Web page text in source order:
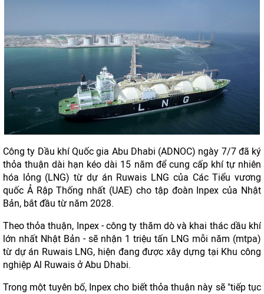
Công ty Dầu khí Quốc gia Abu Dhabi (ADNOC) ngày 7/7 đã ký
thỏa thuận dài hạn kéo dài 15 năm để cung cấp khí tự nhiên
hóa lỏng (LNG) từ dự án Ruwais LNG của Các Tiểu vương
quốc Ả Rập Thống nhất (UAE) cho tập đoàn Inpex của Nhật
Bản, bắt đầu từ năm 2028.
Theo thỏa thuận, Inpex - công ty thăm dò và khai thác dầu khí
lớn nhất Nhật Bản - sẽ nhận 1 triệu tấn LNG mỗi năm (mtpa)
từ dự án Ruwais LNG, hiện đang được xây dựng tại Khu công
nghiệp Al Ruwais ở Abu Dhabi.
Trong một tuyên bố, Inpex cho biết thỏa thuận này sẽ "tiếp tục